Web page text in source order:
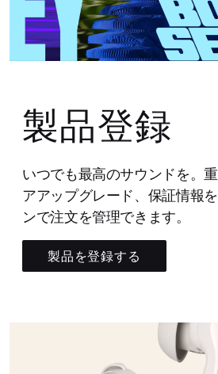
製品登録
いつでも最高のサウンドを。
アアップグレード、保証情報
ンで注文を管理できます。
製品を登録する